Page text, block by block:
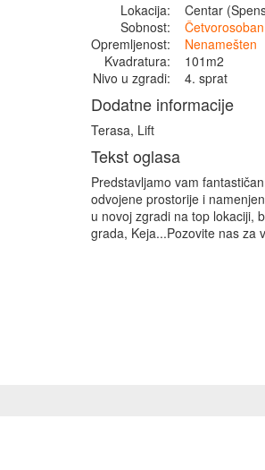
Lokacija:
Centar
Sobnost:
Opremljenost:
Nenamešten
Kvadratura:
101m2
Nivo u zgradi:
4. sprat
Dodatne informacije
Terasa, Lift
Tekst oglasa
Predstavljamo vam
odvojene prostorije i
u novoj zgradi na top lokaciji,
grada, Keja...Pozovite nas za